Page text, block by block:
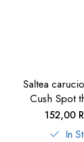
Saltea
Cush Spot
152,00
In